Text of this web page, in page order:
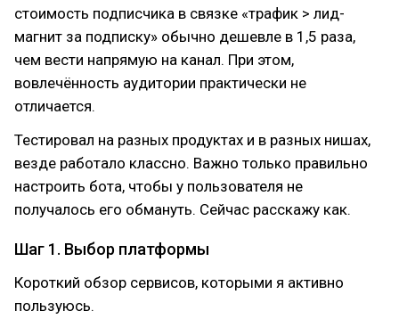
стоимость подписчика в связке «трафик > лид-
магнит за подписку» обычно дешевле в 1,5 раза,
чем вести напрямую на канал. При этом,
вовлечённость аудитории практически не
отличается.
Тестировал на разных продуктах и в разных нишах,
везде работало классно. Важно только правильно
настроить бота, чтобы у пользователя не
получалось его обмануть. Сейчас расскажу как.
Шаг 1. Выбор платформы
Короткий обзор сервисов, которыми я активно
пользуюсь.